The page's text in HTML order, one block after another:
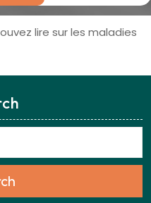
lire sur les maladies